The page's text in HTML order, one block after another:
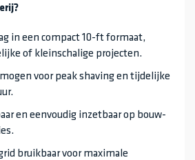
in een compact 10-ft formaat,
of kleinschalige projecten.
voor peak shaving en tijdelijke
en eenvoudig inzetbaar op bouw-
bruikbaar voor maximale